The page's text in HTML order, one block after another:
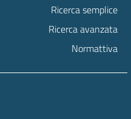
Ricerca semplice
Ricerca avanzata
Normattiva